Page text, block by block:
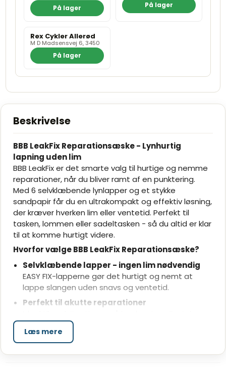
På lager På lager
Rex Cykler Allerød
M D Madsensvej 6, 3450
På lager
Beskrivelse
BBB LeakFix Reparationsæske - Lynhurtig
lapning uden lim
BBB LeakFix er det smarte valg til hurtige og nemme
reparationer, når du bliver ramt af en punktering.
Med 6 selvklæbende lynlapper og et stykke
sandpapir får du en ultrakompakt og effektiv løsning,
der kræver hverken lim eller ventetid. Perfekt til
tasken, lommen eller sadeltasken - så du altid er klar
til at komme hurtigt videre.
Hvorfor vælge BBB LeakFix Reparationsæske?
Selvklæbende lapper - ingen lim nødvendig
EASY FIX-lapperne gør det hurtigt og nemt at
lappe slangen uden snavs og ventetid.
Perfekt til akutte reparationer
- klar til brug på sekunder.
Kompakt og praktisk æske
Læs mere